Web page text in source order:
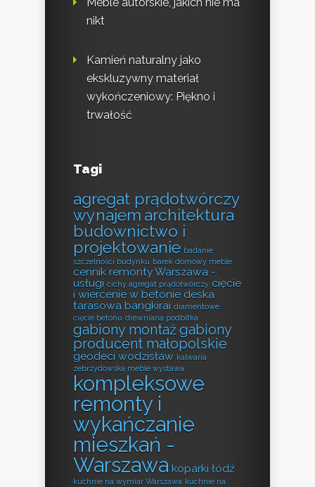
Meble autorskie, jakich nie ma
nikt
Kamień naturalny jako
ekskluzywny materiał
wykończeniowy: Piękno i
trwałość
Tagi
agregat prądotwórczy
wynajem architektura
budownictwo i
projektowanie badanie
szczelności budynku barek domowy meble
cennik remonty Warszawa -
usługi cichy agregat prądotwórczy cięcie
i wiercenie w betonie deska
tarasowa bangkirai diamentowe
cięcie betonu drewniana podbitka
gabiony montażgabiony
producent małopolskie
geodeci wodzisław kalwaria
zebrzydowska meble wystawa
kompleksowe
remonty i
wykańczanie
mieszkań -
Warszawa koparki łódź
kuchnie na wymiar Warszawa kuchnie na